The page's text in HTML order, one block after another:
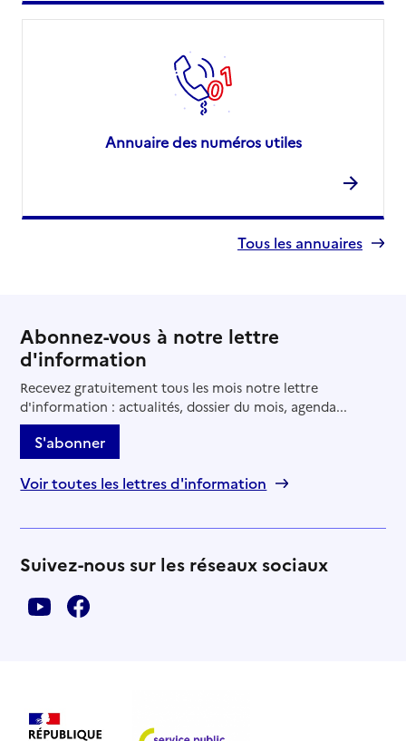
Annuaire des numéros utiles
Tous les annuaires
Abonnez-vous à notre lettre
d'information
Recevez gratuitement tous les mois notre lettre
d'information : actualités, dossier du mois, agenda...
S'abonner
Voir toutes les lettres d'information
Suivez-nous sur les réseaux sociaux